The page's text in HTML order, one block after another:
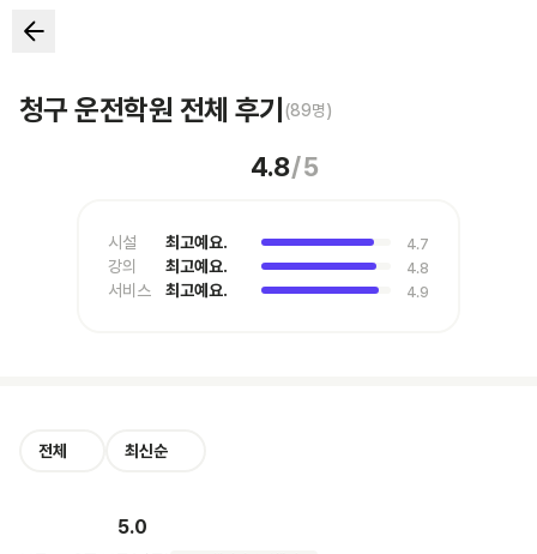
청구 운전학원 전체 후기 (89명)
4.8/5
시설 최고예요. 4.7
강의 최고예요. 4.8
서비스 최고예요. 4.9
전체 최신순
5.0